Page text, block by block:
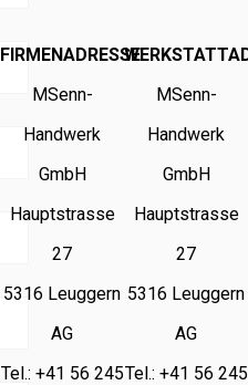
FIRMENADRESSE
MSenn-
Handwerk
GmbH
Hauptstrasse
27
5316 Leuggern
AG
Tel.: +41 56 245
MSenn-
Handwerk
GmbH
Hauptstrasse
27
5316 Leuggern
AG
Tel.: +41 56 245